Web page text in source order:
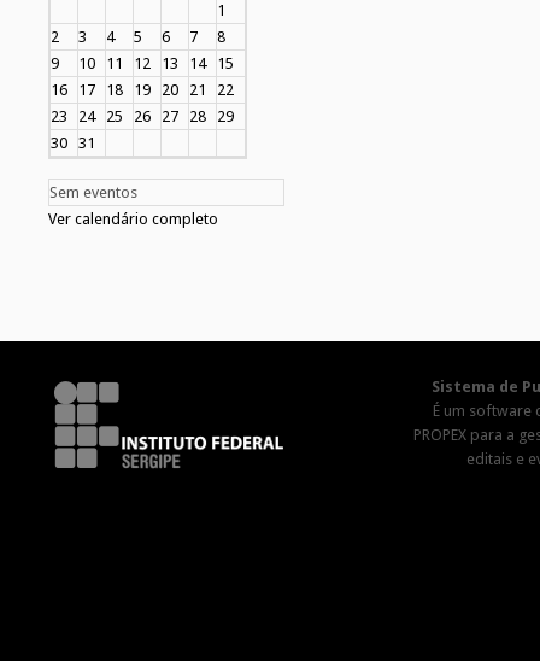
1
2
3 4 5 6 7
8
9
10 11 12 13 14
15
16
17 18 19 20 21
22
23
24 25 26 27 28
29
30 31
Sem eventos
Ver calendário completo
Sistema de
É um software
PROPEX para a
editais e